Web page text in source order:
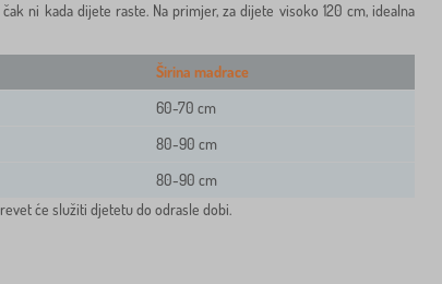
ni kada dijete raste. Na primjer, za dijete visoko 120 cm, idealna
Širina madrace
60-70 cm
80-90 cm
80-90 cm
će služiti djetetu do odrasle dobi.